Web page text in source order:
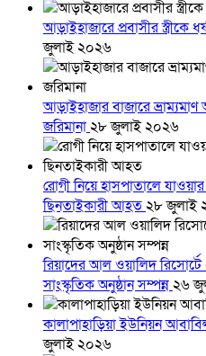
আড়াইহাজারে প্রবাসীর স্ত্রীকে
জুলাই ২০২৬
আড়াইহাজার বাজারে
জরিমানা২৮ জুলাই ২০২৬
রোগী নিয়ে হাসপাতালে
ছিনতাইকারী আহত২৮ জুলাই
রিয়াদের আল ওয়ালিদ রিসোর্টে
সাংস্কৃতিক অনুষ্ঠান সম্পন্ন২৬
কালাপাহাড়িয়া ইউনিয়ন
জুলাই ২০২৬